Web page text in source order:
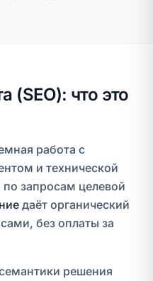
(SEO): что это
работа с
и технической
запросам целевой
даёт органический
без оплаты за
решения